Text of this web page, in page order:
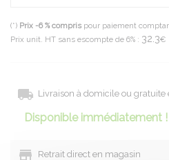
(*) Prix -6 % compris pour paiement
Prix unit. HT sans escompte de 6% : 32.3€
Livraison à domicile ou gratuite
Disponible immédiatement !
Retrait direct en magasin